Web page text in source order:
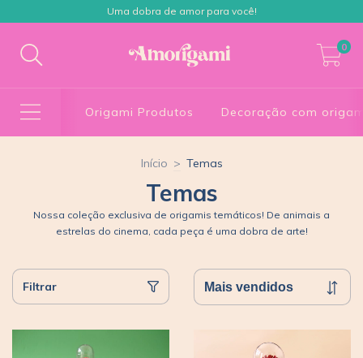
Uma dobra de amor para você!
0
Origami Produtos Decoração com
Início > Temas
Temas
Nossa coleção exclusiva de origamis temáticos! De animais a
estrelas do cinema, cada peça é uma dobra de arte!
Filtrar